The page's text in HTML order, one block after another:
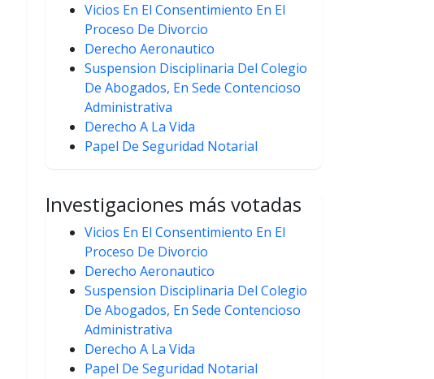
Vicios En El Consentimiento En El
Proceso De Divorcio
Derecho Aeronautico
Suspension Disciplinaria Del Colegio
De Abogados, En Sede Contencioso
Administrativa
Derecho A La Vida
Papel De Seguridad Notarial
Investigaciones más votadas
Vicios En El Consentimiento En El
Proceso De Divorcio
Derecho Aeronautico
Suspension Disciplinaria Del Colegio
De Abogados, En Sede Contencioso
Administrativa
Derecho A La Vida
Papel De Seguridad Notarial